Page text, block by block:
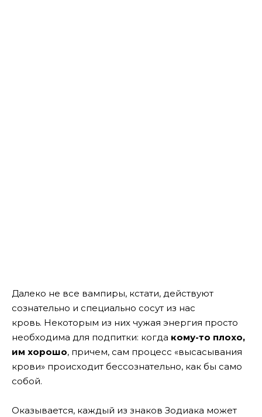
Далеко не все вампиры, кстати, действуют
сознательно и специально сосут из нас
кровь. Некоторым из них чужая энергия просто
необходима для подпитки: когда кому-то плохо,
им хорошо, причем, сам процесс «высасывания
крови» происходит бессознательно, как бы само
собой.
Оказывается, каждый из знаков Зодиака может